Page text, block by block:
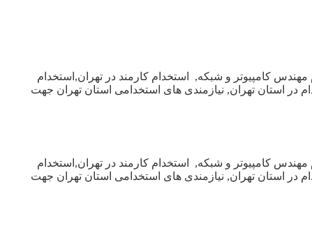
کامپیوتر و شبکه, استخدام کارمند در تهران,استخدام
در استان تهران, نیازمندی های استخدامی استان تهران جهت
کامپیوتر و شبکه, استخدام کارمند در تهران,استخدام
در استان تهران, نیازمندی های استخدامی استان تهران جهت